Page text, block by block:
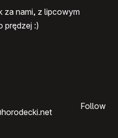
za nami, z lipcowym
prędzej :)
Follow